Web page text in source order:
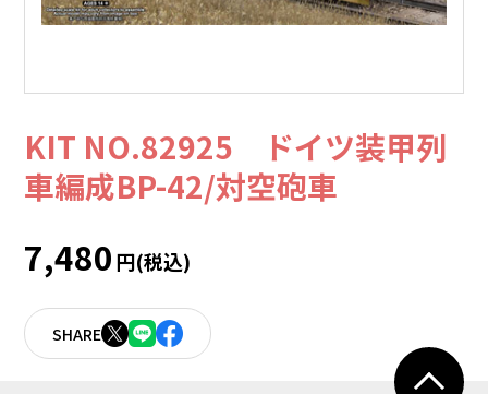
KIT NO.82925 ドイツ装甲列
車編成BP-42/対空砲車
7,480円(税込)
SHARE